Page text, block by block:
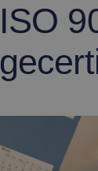
ISO